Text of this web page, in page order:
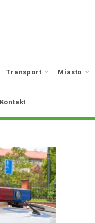
Transport Miasto
Kontakt